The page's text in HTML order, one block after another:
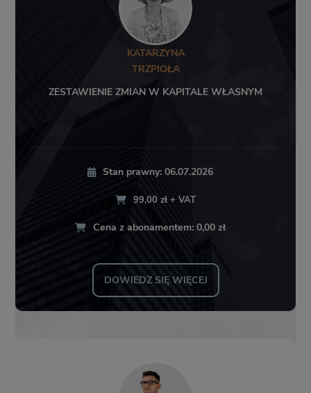
KATARZYNA
TRZPIOŁA
ZESTAWIENIE ZMIAN W KAPITALE WŁASNYM
Stan prawny: 06.07.2026
99,00 zł + VAT
Cena z abonamentem: 0,00 zł
DOWIEDZ SIĘ WIĘCEJ